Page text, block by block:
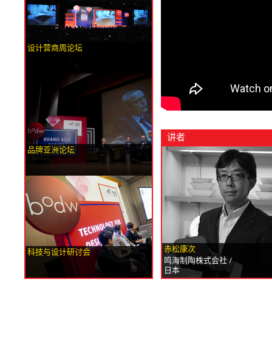
设计营商周论坛
品牌亚洲论坛
科技与设计研讨会
讲者
赤松康次
鸣海制陶株式会社 /
日本